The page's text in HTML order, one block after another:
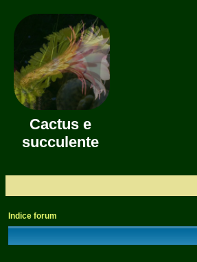
Cactus e
succulente
Indice forum